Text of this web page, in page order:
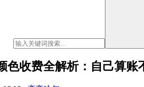
色收费全解析：自己算账